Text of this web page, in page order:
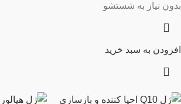
بدون نیاز به شستشو
افزودن به سبد خرید